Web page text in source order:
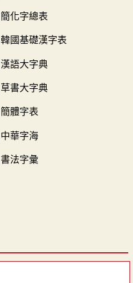
簡化字總表
韓國基礎漢字表
漢語大字典
草書大字典
簡體字表
中華字海
書法字彙